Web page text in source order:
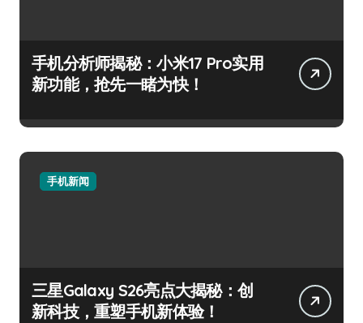
手机分析师揭秘：小米17 Pro实用
新功能，抢先一睹为快！
手机新闻
三星Galaxy S26亮点大揭秘：创
新科技，重塑手机新体验！